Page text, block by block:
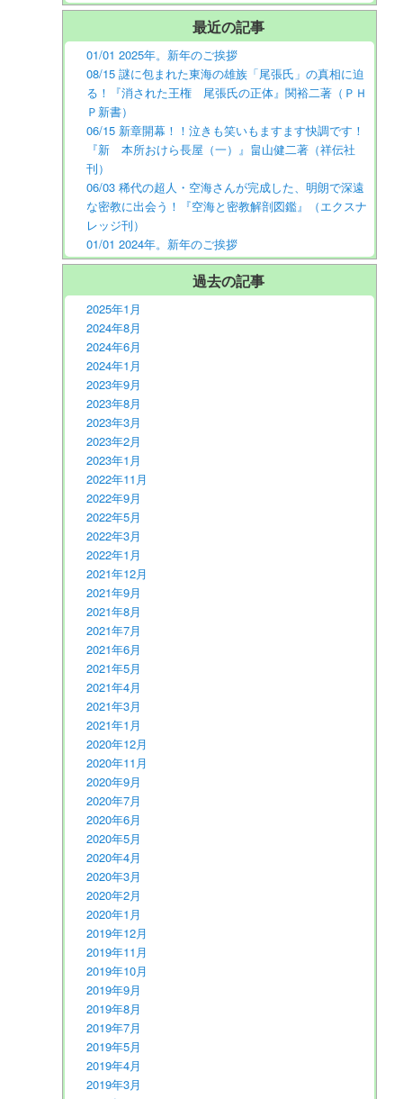
最近の記事
01/01 2025年。新年のご挨拶
08/15 謎に包まれた東海の雄族「尾張氏」の真相に迫
る！『消された王権 尾張氏の正体』関裕二著（ＰＨ
Ｐ新書）
06/15 新章開幕！！泣きも笑いもますます快調です！
『新 本所おけら長屋（一）』畠山健二著（祥伝社
刊）
06/03 稀代の超人・空海さんが完成した、明朗で深遠
な密教に出会う！『空海と密教解剖図鑑』（エクスナ
レッジ刊）
01/01 2024年。新年のご挨拶
過去の記事
2025年1月
2024年8月
2024年6月
2024年1月
2023年9月
2023年8月
2023年3月
2023年2月
2023年1月
2022年11月
2022年9月
2022年5月
2022年3月
2022年1月
2021年12月
2021年9月
2021年8月
2021年7月
2021年6月
2021年5月
2021年4月
2021年3月
2021年1月
2020年12月
2020年11月
2020年9月
2020年7月
2020年6月
2020年5月
2020年4月
2020年3月
2020年2月
2020年1月
2019年12月
2019年11月
2019年10月
2019年9月
2019年8月
2019年7月
2019年5月
2019年4月
2019年3月